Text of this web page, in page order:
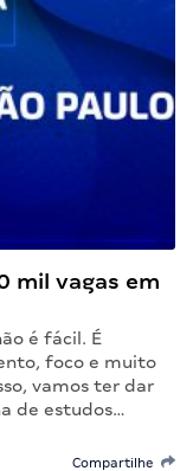
mil vagas em
é fácil. É
foco e muito
vamos ter dar
de estudos…
Compartilhe